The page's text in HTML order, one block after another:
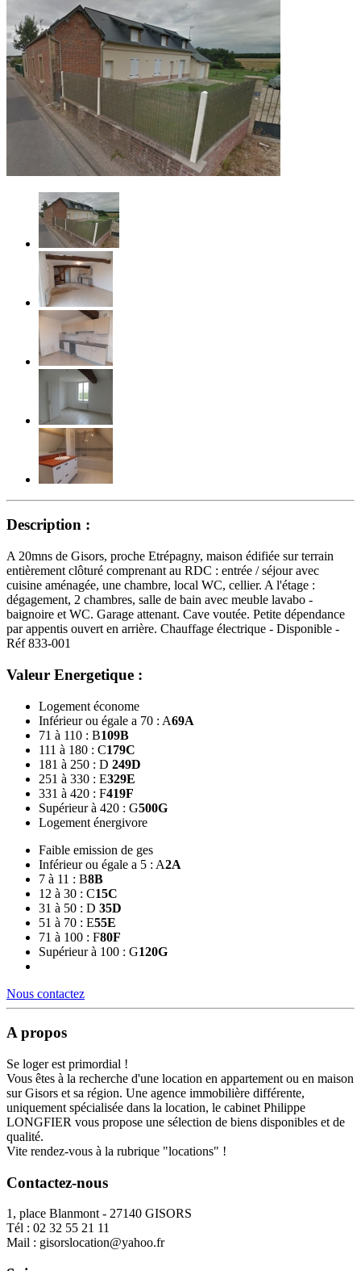
Description :
A 20mns de Gisors, proche Etrépagny, maison édifiée sur terrain
entièrement clôturé comprenant au RDC : entrée / séjour avec
cuisine aménagée, une chambre, local WC, cellier. A l'étage :
dégagement, 2 chambres, salle de bain avec meuble lavabo -
baignoire et WC. Garage attenant. Cave voutée. Petite dépendance
par appentis ouvert en arrière. Chauffage électrique - Disponible -
Réf 833-001
Valeur Energetique :
Logement économe
Inférieur ou égale a 70 : A69A
71 à 110 : B109B
111 à 180 : C179C
181 à 250 : D 249D
251 à 330 : E329E
331 à 420 : F419F
Supérieur à 420 : G500G
Logement énergivore
Faible emission de ges
Inférieur ou égale a 5 : A2A
7 à 11 : B8B
12 à 30 : C15C
31 à 50 : D 35D
51 à 70 : E55E
71 à 100 : F80F
Supérieur à 100 : G120G
Nous contactez
A propos
Se loger est primordial !
Vous êtes à la recherche d'une location en appartement ou en maison
sur Gisors et sa région. Une agence immobilière différente,
uniquement spécialisée dans la location, le cabinet Philippe
LONGFIER vous propose une sélection de biens disponibles et de
qualité.
Vite rendez-vous à la rubrique "locations" !
Contactez-nous
1, place Blanmont - 27140 GISORS
Tél : 02 32 55 21 11
Mail : gisorslocation@yahoo.fr